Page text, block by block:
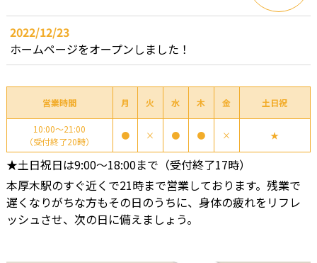
2022/12/23
ホームページをオープンしました！
営業時間 月 火 水 木 金 土日祝
10:00～21:00
（受付終了20時）
● × ● ● × ★
★土日祝日は9:00～18:00まで（受付終了17時）
本厚木駅のすぐ近くで21時まで営業しております。残業で
遅くなりがちな方もその日のうちに、身体の疲れをリフレ
ッシュさせ、次の日に備えましょう。